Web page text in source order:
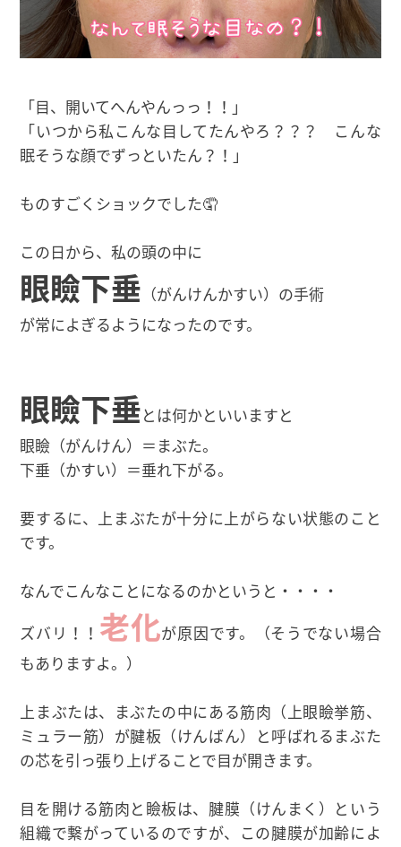
「目、開いてへんやんっっ！！」
「いつから私こんな目してたんやろ？？？ こんな
眠そうな顔でずっといたん？！」
ものすごくショックでした🤦
この日から、私の頭の中に
眼瞼下垂 （がんけんかすい）の手術
が常によぎるようになったのです。
眼瞼下垂とは何かといいますと
眼瞼（がんけん）＝まぶた。
下垂（かすい）＝垂れ下がる。
要するに、上まぶたが十分に上がらない状態のこと
です。
なんでこんなことになるのかというと・・・・
ズバリ！！ 老化が原因です。（そうでない場合
もありますよ。）
上まぶたは、まぶたの中にある筋肉（上眼瞼挙筋、
ミュラー筋）が腱板（けんばん）と呼ばれるまぶた
の芯を引っ張り上げることで目が開きます。
目を開ける筋肉と瞼板は、腱膜（けんまく）という
組織で繋がっているのですが、この腱膜が加齢によ